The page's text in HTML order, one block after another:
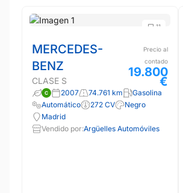
11
MERCEDES-
BENZ
CLASE S
Precio al
contado
19.800
€
2007 74.761 km
Gasolina
Automático
272 CV
Negro
Madrid
Vendido por:Argüelles Automóviles